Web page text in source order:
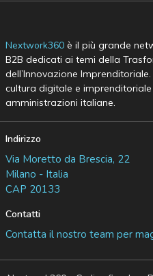
Nextwork360è il più grande
B2B dedicati ai temi della
dell’Innovazione
cultura digitale e
amministrazioni italiane.
Indirizzo
Via Moretto da Brescia, 22
Milano - Italia
CAP 20133
Contatti
Contatta il nostro team per